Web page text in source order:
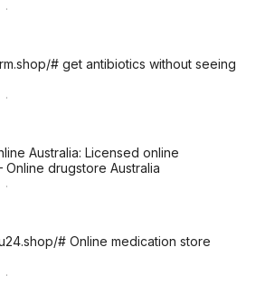
# get antibiotics without seeing
Australia: Licensed online
Online drugstore Australia
# Online medication store